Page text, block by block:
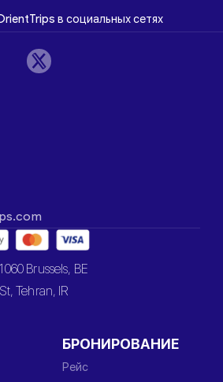
в социальных сетях
Brussels, BE
Tehran, IR
БРОНИРОВАНИЕ
Рейс